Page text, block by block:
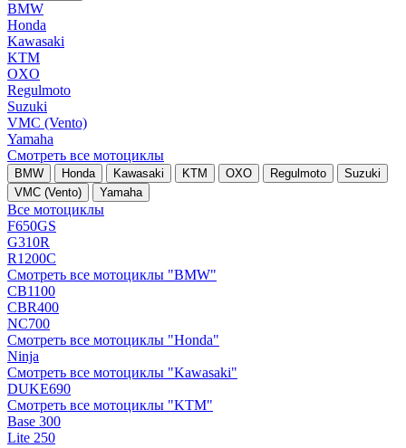
BMW
Honda
Kawasaki
KTM
OXO
Regulmoto
Suzuki
VMC (Vento)
Yamaha
Смотреть все мотоциклы
BMW Honda Kawasaki KTM OXO Regulmoto
Suzuki
VMC (Vento)
Yamaha
Все мотоциклы
F650GS
G310R
R1200C
Смотреть все мотоциклы "BMW"
CB1100
CBR400
NC700
Смотреть все мотоциклы "Honda"
Ninja
Смотреть все мотоциклы "Kawasaki"
DUKE690
Смотреть все мотоциклы "KTM"
Base 300
Lite 250